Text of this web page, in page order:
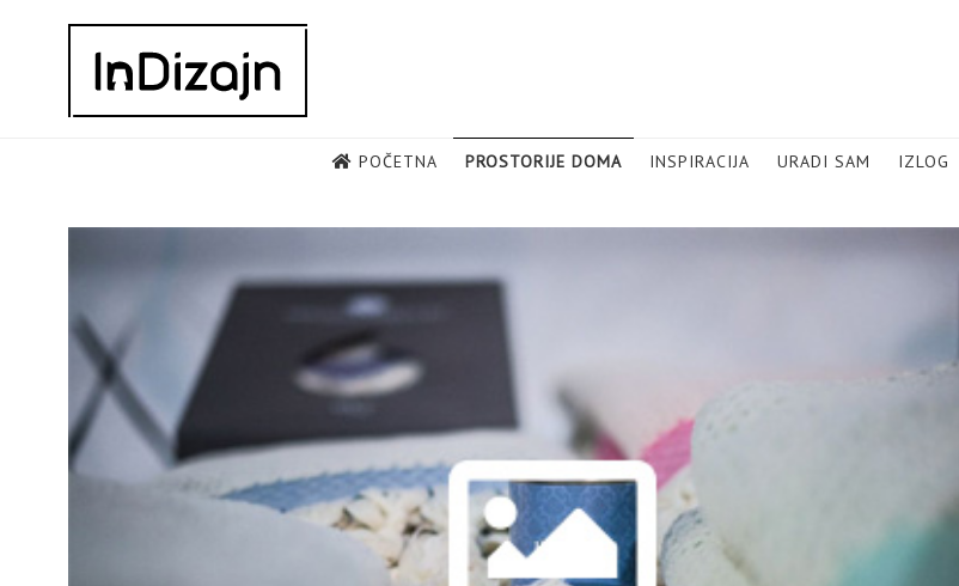
POČETNA PROSTORIJE DOMA INSPIRACIJA URADI SAM IZLOG